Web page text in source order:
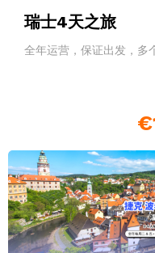
瑞士4天之旅
全年运营，保证出发，多